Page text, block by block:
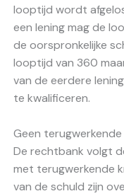
looptijd wordt
een lening mag de
de oorspronkelijke
looptijd van 360
van de eerdere
te kwalificeren.
Geen
De rechtbank volgt
met terugwerkende
van de schuld zijn